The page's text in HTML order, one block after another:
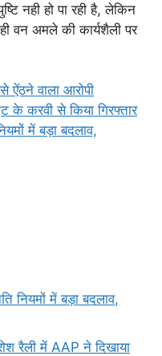
नही हो पा रही है, लेकिन
ही वन अमले की कार्यशैली पर
वाला आरोपी
के करवी से किया गिरफ्तार
में बड़ा बदलाव,
नियमों में बड़ा बदलाव,
रैली में AAP ने दिखाया